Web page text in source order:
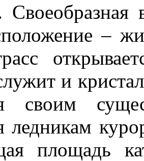
Своеобразная
–
и
своим
ледникам
площадь